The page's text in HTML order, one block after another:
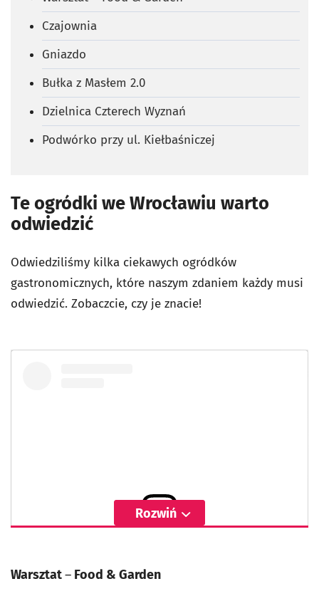
Czajownia
Gniazdo
Bułka z Masłem 2.0
Dzielnica Czterech Wyznań
Podwórko przy ul. Kiełbaśniczej
Te ogródki we Wrocławiu warto
odwiedzić
Odwiedziliśmy kilka ciekawych ogródków
gastronomicznych, które naszym zdaniem każdy musi
odwiedzić. Zobaczcie, czy je znacie!
Rozwiń
Warsztat– Food & Garden